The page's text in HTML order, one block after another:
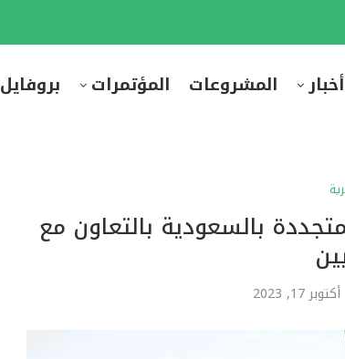
أخبار المشروعات المؤتمرات بروفايل
بالسعودية بالتعاون مع
أكتوبر 17, 2023